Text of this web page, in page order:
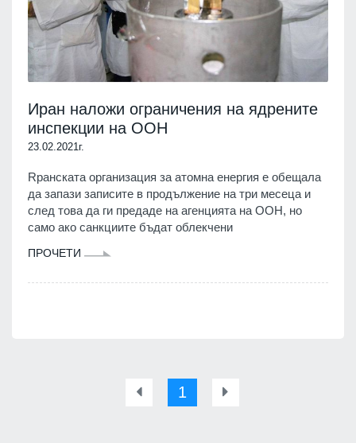
Иран наложи ограничения на ядрените
инспекции на ООН
23.02.2021г.
Rранската организация за атомна енергия е обещала
да запази записите в продължение на три месеца и
след това да ги предаде на агенцията на ООН, но
само ако санкциите бъдат облекчени
ПРОЧЕТИ
1